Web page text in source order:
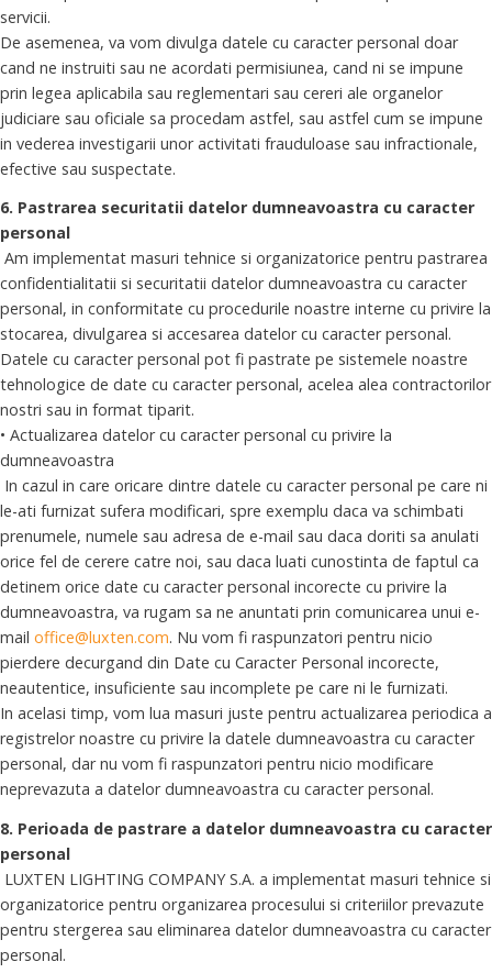
servicii.
De asemenea, va vom divulga datele cu caracter personal doar
cand ne instruiti sau ne acordati permisiunea, cand ni se impune
prin legea aplicabila sau reglementari sau cereri ale organelor
judiciare sau oficiale sa procedam astfel, sau astfel cum se impune
in vederea investigarii unor activitati frauduloase sau infractionale,
efective sau suspectate.
6. Pastrarea securitatii datelor dumneavoastra cu caracter
personal
Am implementat masuri tehnice si organizatorice pentru pastrarea
confidentialitatii si securitatii datelor dumneavoastra cu caracter
personal, in conformitate cu procedurile noastre interne cu privire la
stocarea, divulgarea si accesarea datelor cu caracter personal.
Datele cu caracter personal pot fi pastrate pe sistemele noastre
tehnologice de date cu caracter personal, acelea alea contractorilor
nostri sau in format tiparit.
• Actualizarea datelor cu caracter personal cu privire la
dumneavoastra
In cazul in care oricare dintre datele cu caracter personal pe care ni
le-ati furnizat sufera modificari, spre exemplu daca va schimbati
prenumele, numele sau adresa de e-mail sau daca doriti sa anulati
orice fel de cerere catre noi, sau daca luati cunostinta de faptul ca
detinem orice date cu caracter personal incorecte cu privire la
dumneavoastra, va rugam sa ne anuntati prin comunicarea unui e-
mail office@luxten.com. Nu vom fi raspunzatori pentru nicio
pierdere decurgand din Date cu Caracter Personal incorecte,
neautentice, insuficiente sau incomplete pe care ni le furnizati.
In acelasi timp, vom lua masuri juste pentru actualizarea periodica a
registrelor noastre cu privire la datele dumneavoastra cu caracter
personal, dar nu vom fi raspunzatori pentru nicio modificare
neprevazuta a datelor dumneavoastra cu caracter personal.
8. Perioada de pastrare a datelor dumneavoastra cu caracter
personal
LUXTEN LIGHTING COMPANY S.A. a implementat masuri tehnice si
organizatorice pentru organizarea procesului si criteriilor prevazute
pentru stergerea sau eliminarea datelor dumneavoastra cu caracter
personal.